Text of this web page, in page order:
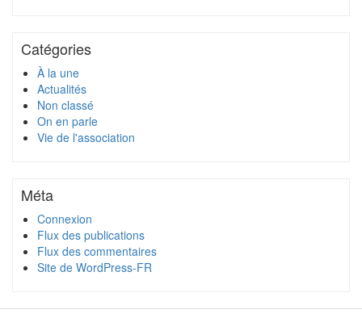
Catégories
À la une
Actualités
Non classé
On en parle
Vie de l'association
Méta
Connexion
Flux des publications
Flux des commentaires
Site de WordPress-FR